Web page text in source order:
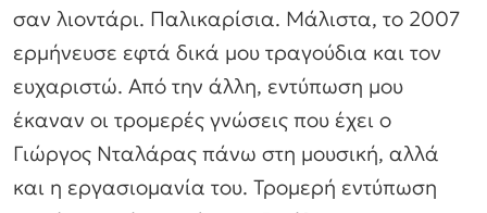
σαν λιοντάρι. Παλικαρίσια. Μάλιστα, το 2007
ερμήνευσε εφτά δικά μου τραγούδια και τον
ευχαριστώ. Από την άλλη, εντύπωση μου
έκαναν οι τρομερές γνώσεις που έχει ο
Γιώργος Νταλάρας πάνω στη μουσική, αλλά
και η εργασιομανία του. Τρομερή εντύπωση